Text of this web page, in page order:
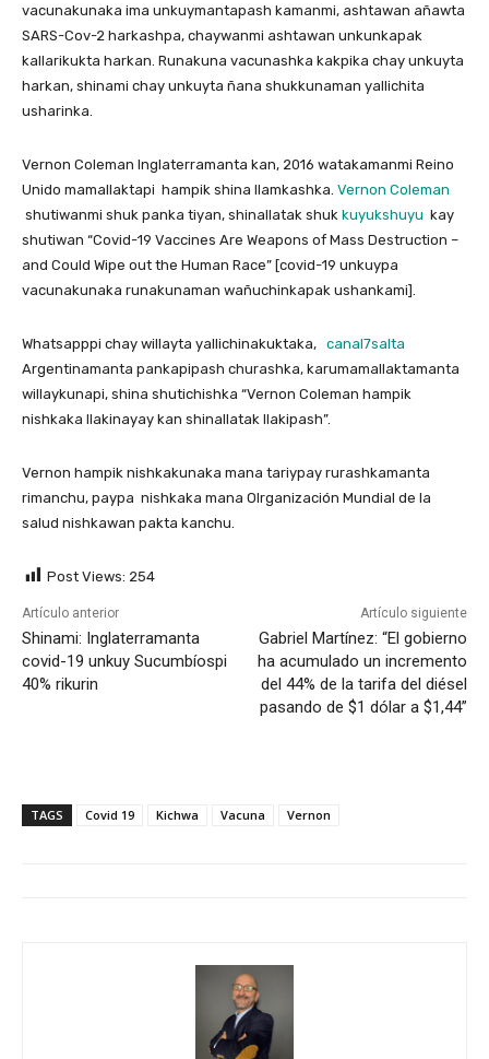
vacunakunaka ima unkuymantapash kamanmi, ashtawan añawta
SARS-Cov-2 harkashpa, chaywanmi ashtawan unkunkapak
kallarikukta harkan. Runakuna vacunashka kakpika chay unkuyta
harkan, shinami chay unkuyta ñana shukkunaman yallichita
usharinka.
Vernon Coleman Inglaterramanta kan, 2016 watakamanmi Reino
Unido mamallaktapi hampik shina llamkashka. Vernon Coleman
shutiwanmi shuk panka tiyan, shinallatak shuk kuyukshuyu kay
shutiwan “Covid-19 Vaccines Are Weapons of Mass Destruction –
and Could Wipe out the Human Race” [covid-19 unkuypa
vacunakunaka runakunaman wañuchinkapak ushankami].
Whatsapppi chay willayta yallichinakuktaka, canal7salta
Argentinamanta pankapipash churashka, karumamallaktamanta
willaykunapi, shina shutichishka “Vernon Coleman hampik
nishkaka llakinayay kan shinallatak llakipash”.
Vernon hampik nishkakunaka mana tariypay rurashkamanta
rimanchu, paypa nishkaka mana OIrganización Mundial de la
salud nishkawan pakta kanchu.
Post Views: 254
Artículo anterior
Shinami: Inglaterramanta
covid-19 unkuy Sucumbíospi
40% rikurin
Artículo siguiente
Gabriel Martínez: “El gobierno
ha acumulado un incremento
del 44% de la tarifa del diésel
pasando de $1 dólar a $1,44”
TAGS Covid 19 Kichwa Vacuna Vernon